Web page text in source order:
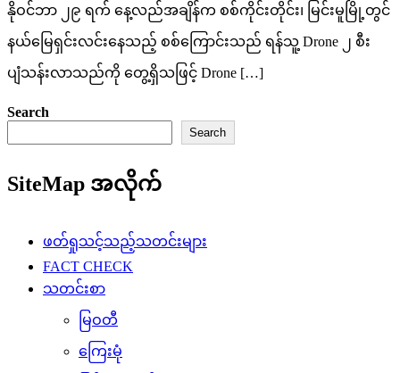
နိုဝင်ဘာ ၂၉ ရက် နေ့လည်အချိန်က စစ်ကိုင်းတိုင်း၊ မြင်းမူမြို့တွင်
နယ်မြေရှင်းလင်းနေသည့် စစ်ကြောင်းသည် ရန်သူ့ Drone ၂ စီး
ပျံသန်းလာသည်ကို တွေ့ရှိသဖြင့် Drone […]
Search
Search
SiteMap အလိုက်
ဖတ်ရှုသင့်သည့်သတင်းများ
FACT CHECK
သတင်းစာ
မြဝတီ
ကြေးမုံ